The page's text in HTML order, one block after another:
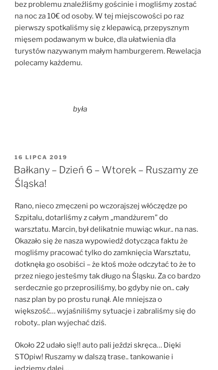
bez problemu znaleźliśmy gościnie i mogliśmy zostać
na noc za 10€ od osoby. W tej miejscowości po raz
pierwszy spotkaliśmy się z klepawicą, przepysznym
mięsem podawanym w bułce, dla ułatwienia dla
turystów nazywanym małym hamburgerem. Rewelacja
polecamy każdemu.
była
OPUBLIKOWANE
W
16 LIPCA 2019
Bałkany – Dzień 6 – Wtorek – Ruszamy ze
Śląska!
Rano, nieco zmęczeni po wczorajszej włóczędze po
Szpitalu, dotarliśmy z całym „mandżurem” do
warsztatu. Marcin, był delikatnie muwiąc wkur.. na nas.
Okazało się że nasza wypowiedź dotycząca faktu że
mogliśmy pracować tylko do zamknięcia Warsztatu,
dotknęła go osobiści – że ktoś może odczytać to że to
przez niego jesteśmy tak długo na Śląsku. Za co bardzo
serdecznie go przeprosiliśmy, bo gdyby nie on.. cały
nasz plan by po prostu runął. Ale mniejsza o
większość… wyjaśniliśmy sytuacje i zabraliśmy się do
roboty.. plan wyjechać dziś.
Około 22 udało się!! auto pali jeździ skręca… Dięki
STOpiw! Ruszamy w dalszą trase.. tankowanie i